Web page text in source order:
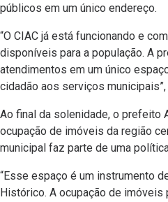
públicos em um único endereço.
“O CIAC já está funcionando e
disponíveis para a população. A
atendimentos em um único
cidadão aos serviços municipais”,
Ao final da solenidade, o prefeito
ocupação de imóveis da região
municipal faz parte de uma
“Esse espaço é um instrumento
Histórico. A ocupação de